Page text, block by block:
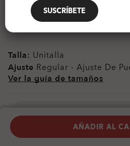
AÑADIR AL
Colores (7) MicasPrizm Deep
Armazón
Talla: Unitalla
Ajuste Regular - Ajuste De
Ver la guía de tamaños
Personalizar Ahora
SUSCRÍBETE